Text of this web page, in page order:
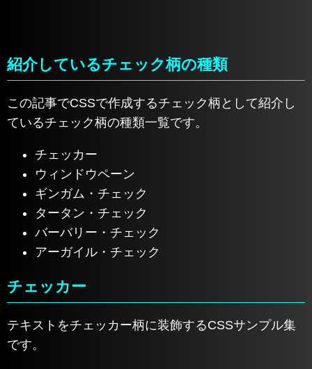
紹介しているチェック柄の種類
この記事でCSSで作成するチェック柄として紹介し
ているチェック柄の種類一覧です。
チェッカー
ウィンドウペーン
ギンガム・チェック
タータン・チェック
バーバリー・チェック
アーガイル・チェック
チェッカー
テキストをチェッカー柄に装飾するCSSサンプル集
です。